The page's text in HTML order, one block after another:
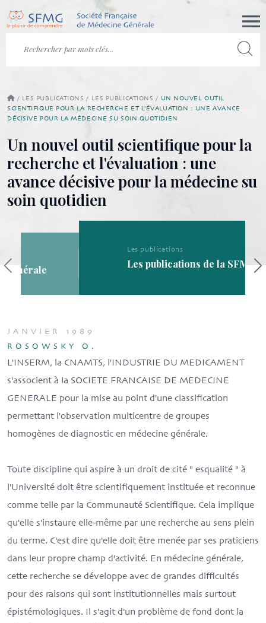
/ LES PUBLICATIONS / LES PUBLICATIONS / UN NOUVEL OUTIL
SCIENTIFIQUE POUR LA RECHERCHE ET L'ÉVALUATION : UNE AVANCE
DÉCISIVE POUR LA MÉDECINE SU SOIN QUOTIDIEN
Un nouvel outil scientifique pour la
recherche et l'évaluation : une
avance décisive pour la médecine su
soin quotidien
Les publications
Les publications de la SFMG
JANVIER 1989
ROSOWSKY O.
L'INSERM, la CNAMTS, l'INDUSTRIE DU MEDICAMENT
s'associent à la SOCIETE FRANCAISE DE MEDECINE
GENERALE pour la mise au point d'une classification
permettant l'observation multicentre de groupes
homogènes de diagnostic en médecine générale.
Toute discipline qui aspire à un droit de cité " esqualité " à
l'Université doit être scientifiquement instituée et reconnue
comme telle par la Communauté Scientifique. Cela implique
qu'elle s'instaure elle-même par une recherche au sens plein
du terme. C'est dire qu'elle doit être menée par ses praticiens
dans leur propre champ d'activité. En médecine générale,
cette recherche se développe avec de grandes difficultés
pour des raisons qui sont institutionnelles mais surtout
épistémologiques. Il s'agit d'un problème de fond dont la